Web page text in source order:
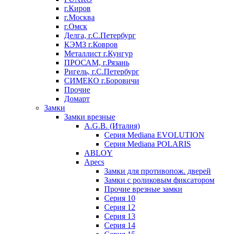
г.Киров
г.Москва
г.Омск
Делга, г.С.Петербург
КЭМЗ г.Ковров
Металлист г.Кунгур
ПРОСАМ, г.Рязань
Ригель, г.С.Петербург
СИМЕКО г.Боровичи
Прочие
Домарт
Замки
Замки врезные
A.G.B. (Италия)
Серия Mediana EVOLUTION
Серия Mediana POLARIS
ABLOY
Apecs
Замки для противопож. дверей
Замки с роликовым фиксатором
Прочие врезные замки
Серия 10
Серия 12
Серия 13
Серия 14